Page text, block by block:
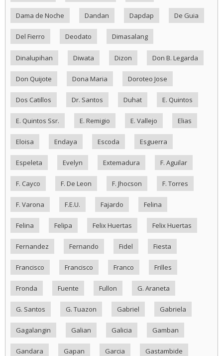
Dama de Noche Dandan Dapdap De Guia
Del Fierro Deodato Dimasalang
Dinalupihan Diwata Dizon Don B. Legarda
Don Quijote Dona Maria Doroteo Jose
Dos Catillos Dr. Santos Duhat E. Quintos
E. Quintos Ssr. E. Remigio E. Vallejo Elias
Eloisa Endaya Escoda Esguerra
Espeleta Evelyn Extemadura F. Aguilar
F. Cayco F. De Leon F. Jhocson F. Torres
F. Varona F.E.U. Fajardo Felina
Felina Felipa Felix Huertas Felix Huertas
Fernandez Fernando Fidel Fiesta
Francisco Francisco Franco Frilles
Fronda Fuente Fullon G. Araneta
G. Santos G. Tuazon Gabriel Gabriela
Gagalangin Galian Galicia Gamban
Gandara Gapan Garcia Gastambide